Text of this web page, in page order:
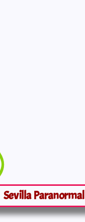
Sevilla Paranormal